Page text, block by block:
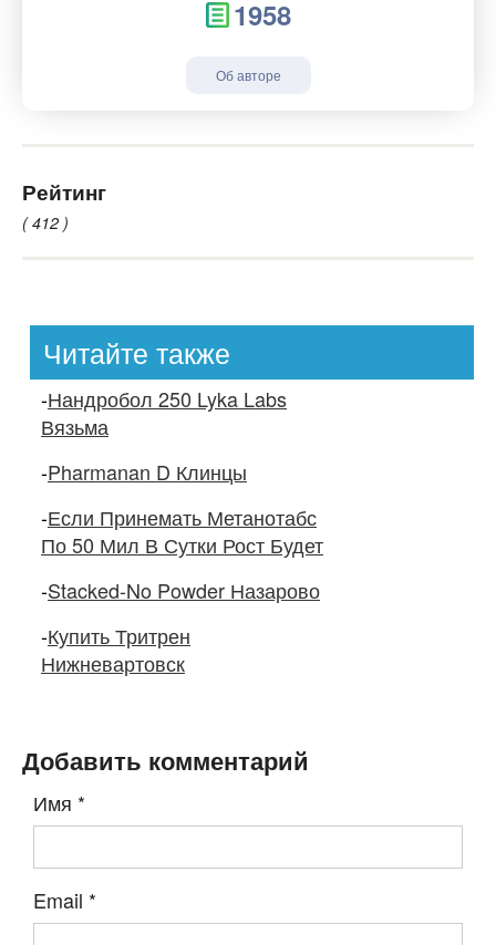
1958
Об авторе
Рейтинг
( 412 )
Читайте также
-Нандробол 250 Lyka Labs
Вязьма
-Pharmanan D Клинцы
-Если Принемать Метанотабс
По 50 Мил В Сутки Рост Будет
-Stacked-No Powder Назарово
-Купить Тритрен
Нижневартовск
Добавить комментарий
Имя *
Email *